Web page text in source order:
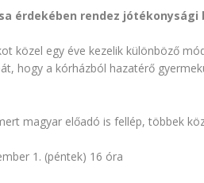
érdekében rendez
közel egy éve kezelik különböző
hogy a kórházból hazatérő
magyar előadó is fellép, többek
1. (péntek) 16 óra